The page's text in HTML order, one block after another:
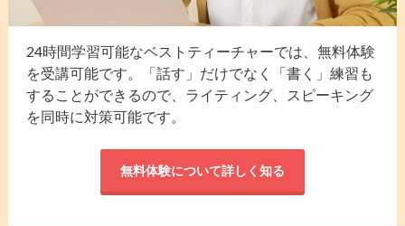
24時間学習可能なベストティーチャーでは、無料体験
を受講可能です。「話す」だけでなく「書く」練習も
することができるので、ライティング、スピーキング
を同時に対策可能です。
無料体験について詳しく知る